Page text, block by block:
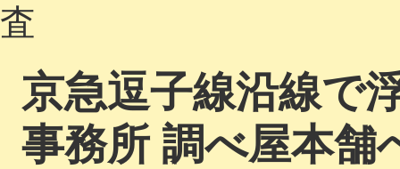
査
京急逗子線沿線で
事務所 調べ屋本舗